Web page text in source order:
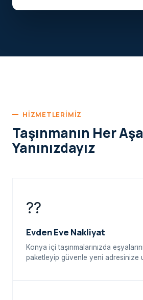
HIZMETLERIMIZ
Taşınmanın Her
Yanınızdayız
??
Evden Eve Nakliyat
Konya içi taşınmalarınızda
paketleyip güvenle yeni adresinize